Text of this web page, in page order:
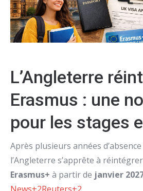
L’Angleterre
Erasmus : une
pour les stages
Après plusieurs années
l’Angleterre s’apprête à
Erasmus+ à partir de janvier